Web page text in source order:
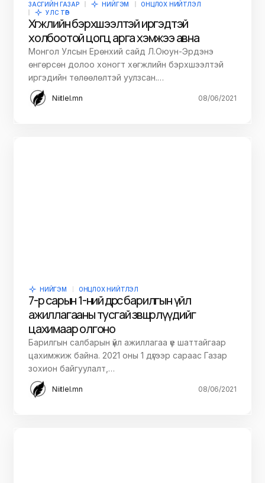
ЗАСГИЙН ГАЗАР НИЙГЭМ
ОНЦЛОХ НИЙТЛЭЛ
УЛС ТӨР
Хөгжлийн бэрхшээлтэй иргэдтэй
холбоотой цогц арга хэмжээ авна
Монгол Улсын Ерөнхий сайд Л.Оюун-Эрдэнэ
өнгөрсөн долоо хоногт хөгжлийн бэрхшээлтэй
иргэдийн төлөөлөлтэй уулзсан.…
Niitlel.mn 08/06/2021
НИЙГЭМ ОНЦЛОХ НИЙТЛЭЛ
7-р сарын 1-ний өдрөөс барилгын үйл
ажиллагааны тусгай зөвшөөрлүүдийг
цахимаар олгоно
Барилгын салбарын үйл ажиллагаа үе шаттайгаар
цахимжиж байна. 2021 оны 1 дүгээр сараас Газар
зохион байгуулалт,…
Niitlel.mn 08/06/2021